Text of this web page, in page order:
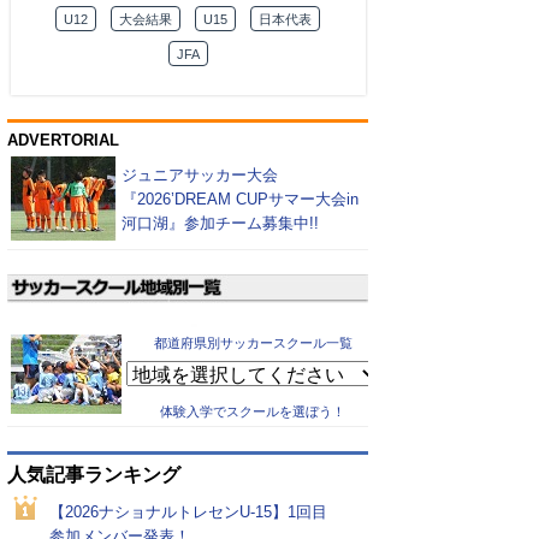
U12 大会結果 U15 日本代表
JFA
ADVERTORIAL
ジュニアサッカー大会
『2026’DREAM CUPサマー大会in
河口湖』参加チーム募集中!!
都道府県別サッカースクール一覧
体験入学でスクールを選ぼう！
人気記事ランキング
【2026ナショナルトレセンU-15】1回目